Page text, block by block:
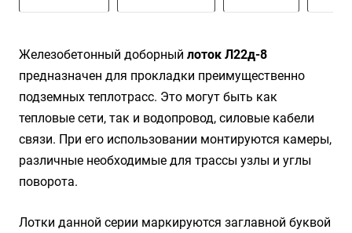
Железобетонный доборный лоток Л22д-8
предназначен для прокладки преимущественно
подземных теплотрасс. Это могут быть как
тепловые сети, так и водопровод, силовые кабели
связи. При его использовании монтируются камеры,
различные необходимые для трассы узлы и углы
поворота.
Лотки данной серии маркируются заглавной буквой